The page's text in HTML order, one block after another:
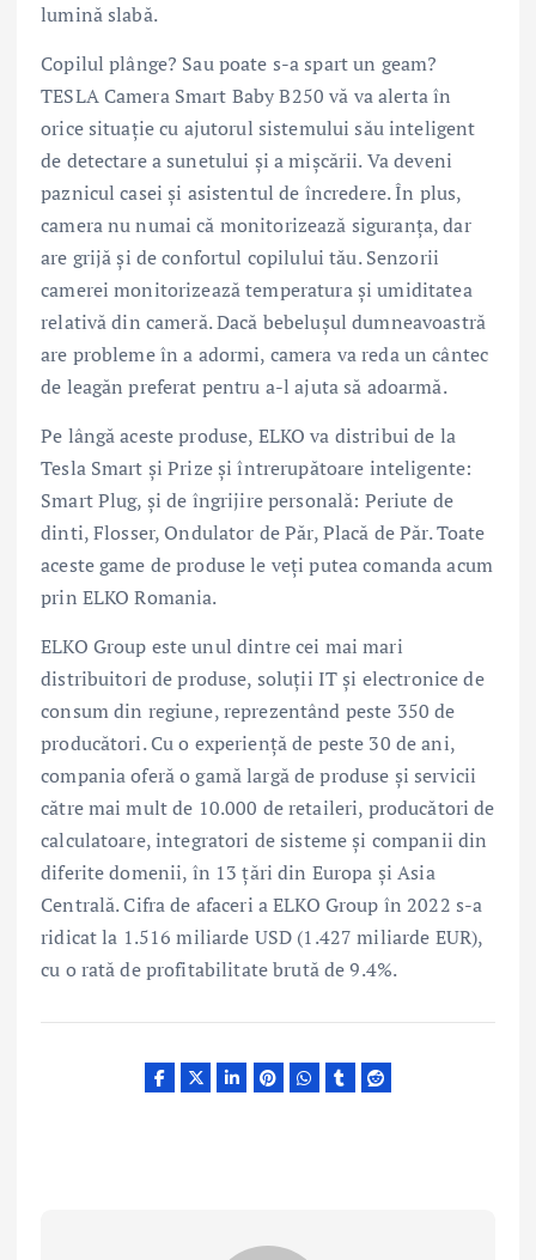
lumină slabă.
Copilul plânge? Sau poate s-a spart un geam?
TESLA Camera Smart Baby B250 vă va alerta în
orice situație cu ajutorul sistemului său inteligent
de detectare a sunetului și a mișcării. Va deveni
paznicul casei și asistentul de încredere. În plus,
camera nu numai că monitorizează siguranța, dar
are grijă și de confortul copilului tău. Senzorii
camerei monitorizează temperatura și umiditatea
relativă din cameră. Dacă bebelușul dumneavoastră
are probleme în a adormi, camera va reda un cântec
de leagăn preferat pentru a-l ajuta să adoarmă.
Pe lângă aceste produse, ELKO va distribui de la
Tesla Smart și Prize și întrerupătoare inteligente:
Smart Plug, și de îngrijire personală: Periute de
dinti, Flosser, Ondulator de Păr, Placă de Păr. Toate
aceste game de produse le veți putea comanda acum
prin ELKO Romania.
ELKO Group este unul dintre cei mai mari
distribuitori de produse, soluții IT și electronice de
consum din regiune, reprezentând peste 350 de
producători. Cu o experiență de peste 30 de ani,
compania oferă o gamă largă de produse și servicii
către mai mult de 10.000 de retaileri, producători de
calculatoare, integratori de sisteme și companii din
diferite domenii, în 13 țări din Europa și Asia
Centrală. Cifra de afaceri a ELKO Group în 2022 s-a
ridicat la 1.516 miliarde USD (1.427 miliarde EUR),
cu o rată de profitabilitate brută de 9.4%.